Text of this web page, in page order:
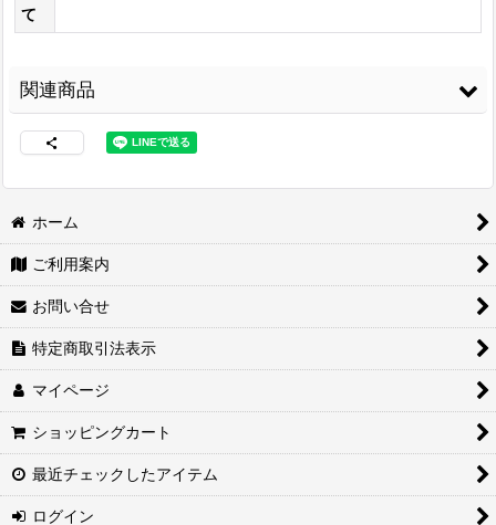
て
関連商品
両面接着シート [WS-
100]
2,460円(税込)
コニシ ボンド Gクリ
CLEAR170]
3M スプレーのり
ホーム
ご利用案内
お問い合せ
特定商取引法表示
マイページ
ショッピングカート
最近チェックしたアイテム
ログイン